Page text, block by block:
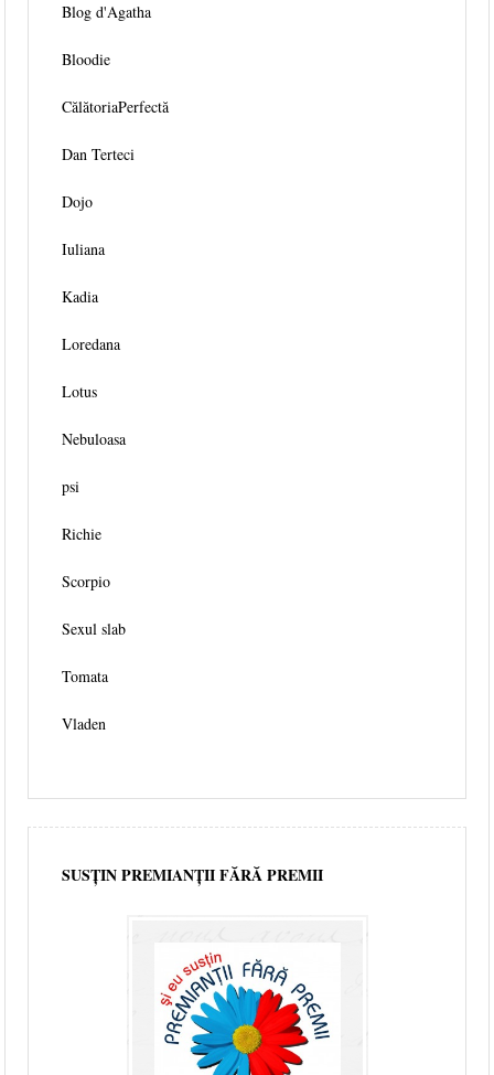
Blog d'Agatha
Bloodie
CălătoriaPerfectă
Dan Terteci
Dojo
Iuliana
Kadia
Loredana
Lotus
Nebuloasa
psi
Richie
Scorpio
Sexul slab
Tomata
Vladen
SUSȚIN PREMIANȚII FĂRĂ PREMII